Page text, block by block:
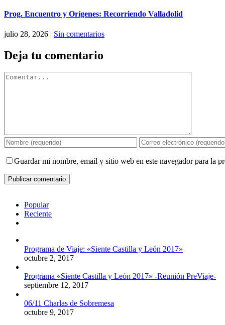
Prog. Encuentro y Orígenes: Recorriendo Valladolid
julio 28, 2026 | Sin comentarios
Deja tu comentario
Comentar
Guardar mi nombre, email y sitio web en este navegador para la
Popular
Reciente
Programa de Viaje: «Siente Castilla y León 2017»
octubre 2, 2017
Programa «Siente Castilla y León 2017» -Reunión PreViaje-
septiembre 12, 2017
06/11 Charlas de Sobremesa
octubre 9, 2017